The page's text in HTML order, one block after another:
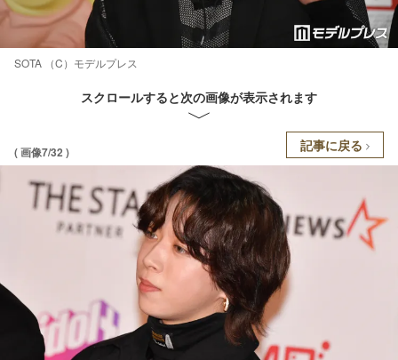
SOTA （C）モデルプレス
スクロールすると次の画像が表示されます
( 画像7/32 ) 記事に戻る